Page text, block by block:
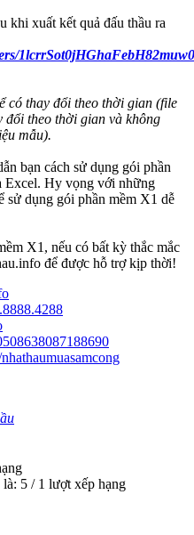
khi xuất kết quả đấu thầu ra
có thay đổi theo thời gian (file
đổi theo thời gian và không
mẫu).
bạn cách sử dụng gói phần
Excel. Hy vọng với những
sử dụng gói phần mềm X1 dễ
X1, nếu có bất kỳ thắc mắc
để được hỗ trợ kịp thời!
5 / 1 lượt xếp hạng